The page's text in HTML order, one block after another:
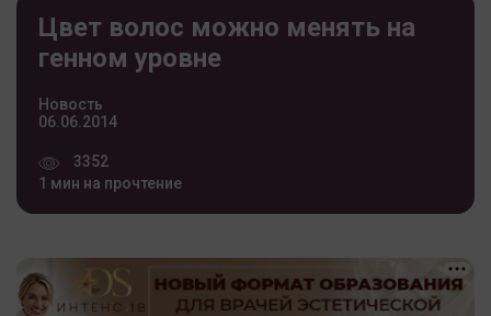
Цвет волос можно менять на
генном уровне
Новость
06.06.2014
3352
1 мин на прочтение